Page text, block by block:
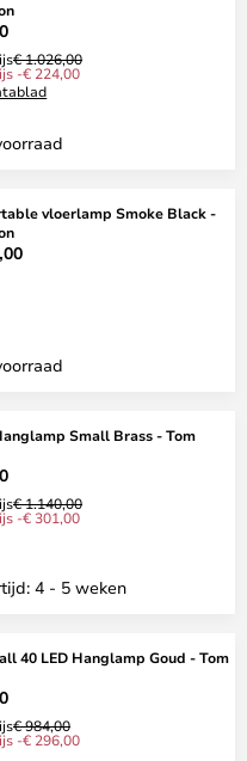
€ 1.026,00
-€ 224,00
vloerlamp Smoke Black -
Small Brass - Tom
€ 1.140,00
-€ 301,00
4 - 5 weken
40 LED Hanglamp Goud - Tom
€ 984,00
-€ 296,00